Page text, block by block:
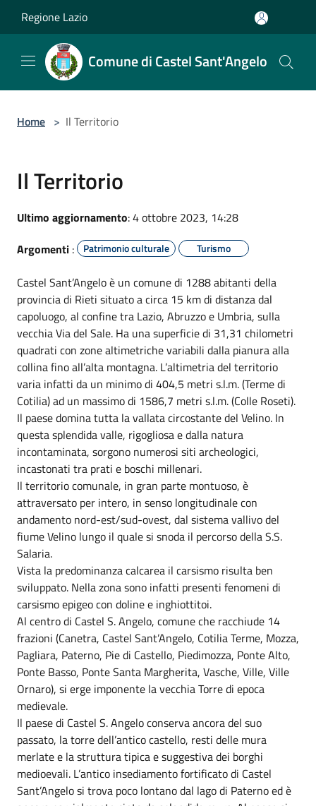
Regione Lazio
Comune di Castel Sant'Angelo
Home > Il Territorio
Il Territorio
Ultimo aggiornamento: 4 ottobre 2023, 14:28
Argomenti : Patrimonio culturale Turismo
Castel Sant’Angelo è un comune di 1288 abitanti della
provincia di Rieti situato a circa 15 km di distanza dal
capoluogo, al confine tra Lazio, Abruzzo e Umbria, sulla
vecchia Via del Sale. Ha una superficie di 31,31 chilometri
quadrati con zone altimetriche variabili dalla pianura alla
collina fino all’alta montagna. L’altimetria del territorio
varia infatti da un minimo di 404,5 metri s.l.m. (Terme di
Cotilia) ad un massimo di 1586,7 metri s.l.m. (Colle Roseti).
Il paese domina tutta la vallata circostante del Velino. In
questa splendida valle, rigogliosa e dalla natura
incontaminata, sorgono numerosi siti archeologici,
incastonati tra prati e boschi millenari.
Il territorio comunale, in gran parte montuoso, è
attraversato per intero, in senso longitudinale con
andamento nord-est/sud-ovest, dal sistema vallivo del
fiume Velino lungo il quale si snoda il percorso della S.S.
Salaria.
Vista la predominanza calcarea il carsismo risulta ben
sviluppato. Nella zona sono infatti presenti fenomeni di
carsismo epigeo con doline e inghiottitoi.
Al centro di Castel S. Angelo, comune che racchiude 14
frazioni (Canetra, Castel Sant’Angelo, Cotilia Terme, Mozza,
Pagliara, Paterno, Pie di Castello, Piedimozza, Ponte Alto,
Ponte Basso, Ponte Santa Margherita, Vasche, Ville, Ville
Ornaro), si erge imponente la vecchia Torre di epoca
medievale.
Il paese di Castel S. Angelo conserva ancora del suo
passato, la torre dell’antico castello, resti delle mura
merlate e la struttura tipica e suggestiva dei borghi
medioevali. L’antico insediamento fortificato di Castel
Sant’Angelo si trova poco lontano dal lago di Paterno ed è